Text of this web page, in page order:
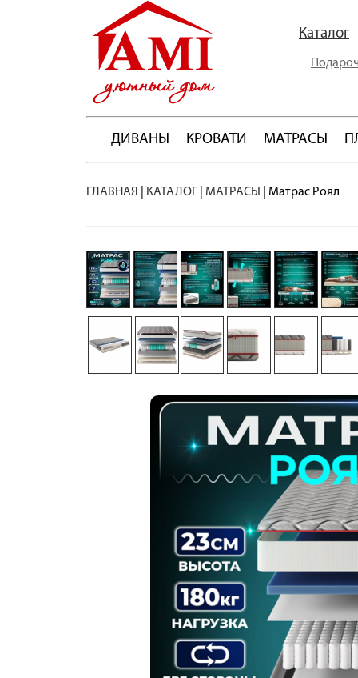
Каталог
ДИВАНЫ КРОВАТИ МАТРАСЫ
ГЛАВНАЯ КАТАЛОГ МАТРАСЫ Матрас Роял